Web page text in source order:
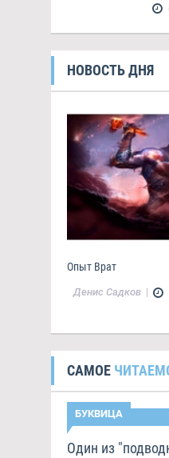
НОВОСТЬ ДНЯ
Опыт Врат
Денис Садков |
САМОЕ
БУКВИЦА
Один из